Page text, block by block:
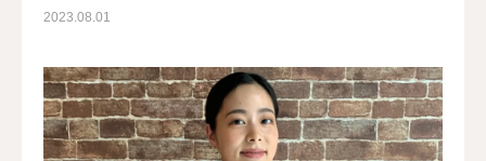
2023.08.01
RESERVATION
CONCEPT